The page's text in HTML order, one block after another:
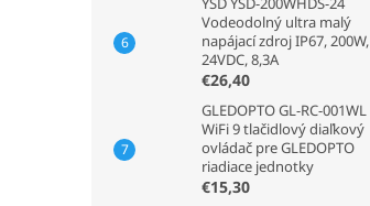
Vodeodolný ultra malý
napájací zdroj IP67, 200W,
24VDC, 8,3A
€26,40
GLEDOPTO GL-RC-001WL
WiFi 9 tlačidlový diaľkový
ovládač pre GLEDOPTO
riadiace jednotky
€15,30